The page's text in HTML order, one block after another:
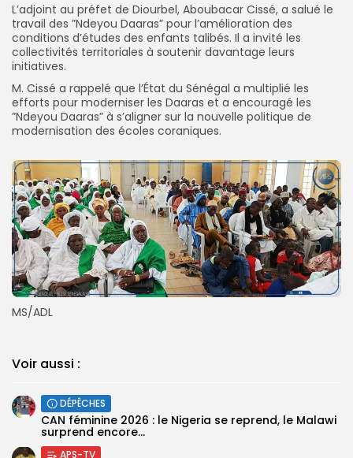
‎L’adjoint au préfet de Diourbel, Aboubacar Cissé, a salué le
travail des ”Ndeyou Daaras” pour l’amélioration des
conditions d’études des enfants talibés. Il a invité les
collectivités territoriales à soutenir davantage leurs
initiatives.
‎‎M. Cissé a rappelé que l’État du Sénégal a multiplié les
efforts pour moderniser les Daaras et a encouragé les
”Ndeyou Daaras” à s’aligner sur la nouvelle politique de
modernisation des écoles coraniques.
‎MS/ADL
Voir aussi :
DÉPÊCHES
‎CAN féminine 2026 : le Nigeria se reprend, le Malawi
surprend encore...
APS-TV